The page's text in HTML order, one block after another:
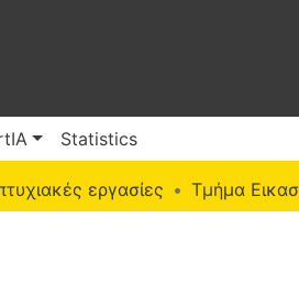
Statistics
εργασίες